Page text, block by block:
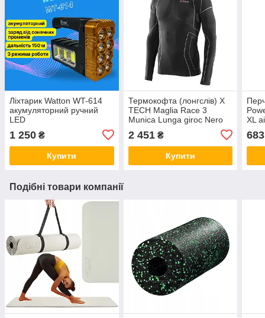
Ліхтарик Watton WT-614
акумуляторний ручний
LED
1 250 ₴
Купити
Термокофта (лонгслів) X
TECH Maglia Race 3
Munica Lunga giroc Nero
Оригинал 3101
2 451₴
Купити
XL
683
Подібні товари компанії